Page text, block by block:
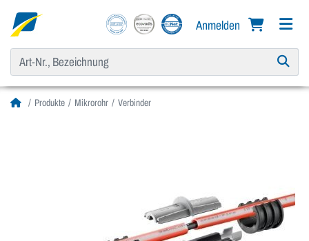
Anmelden
Produkte Mikrorohr Verbinder